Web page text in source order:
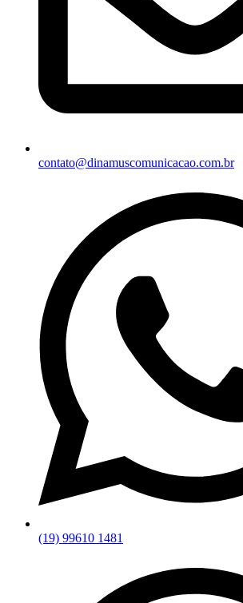
contato@dinamuscomunicacao.com.br
(19) 99610 1481